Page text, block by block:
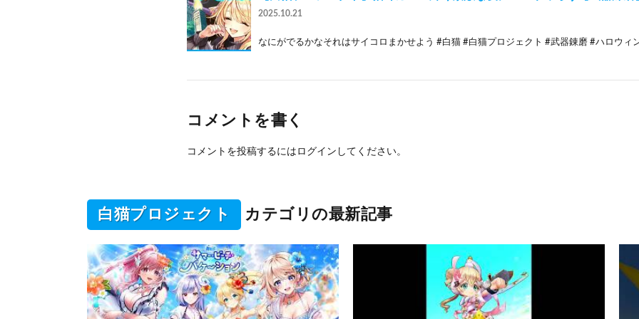
2025.10.21
なにがでるかなそれはサイコロまかせよう #白猫 #白猫プロジェクト #武器錬磨 #ハロウィ
コメントを書く
コメントを投稿するには ログイン してください。
白猫プロジェクト カテゴリの最新記事